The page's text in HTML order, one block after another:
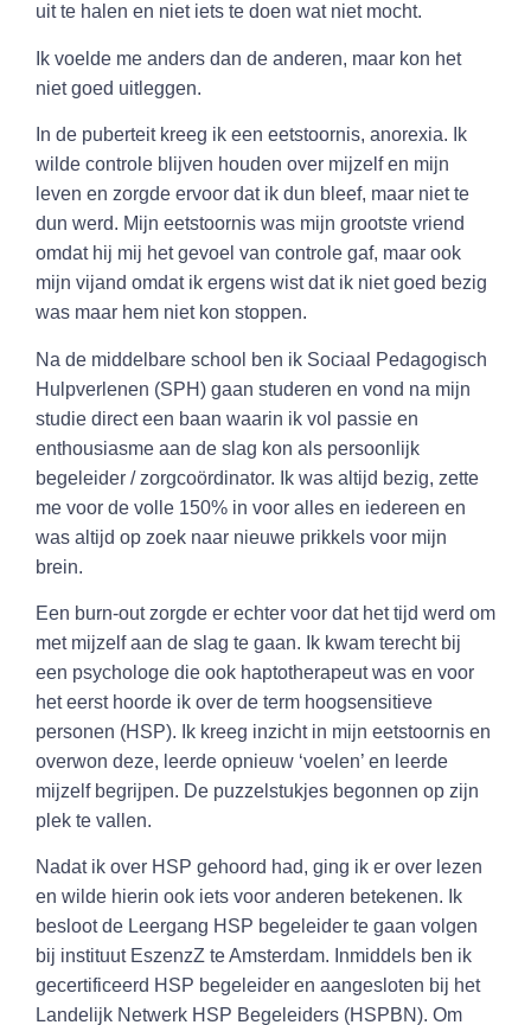
uit te halen en niet iets te doen wat niet mocht.
Ik voelde me anders dan de anderen, maar kon het
niet goed uitleggen.
In de puberteit kreeg ik een eetstoornis, anorexia. Ik
wilde controle blijven houden over mijzelf en mijn
leven en zorgde ervoor dat ik dun bleef, maar niet te
dun werd. Mijn eetstoornis was mijn grootste vriend
omdat hij mij het gevoel van controle gaf, maar ook
mijn vijand omdat ik ergens wist dat ik niet goed bezig
was maar hem niet kon stoppen.
Na de middelbare school ben ik Sociaal Pedagogisch
Hulpverlenen (SPH) gaan studeren en vond na mijn
studie direct een baan waarin ik vol passie en
enthousiasme aan de slag kon als persoonlijk
begeleider / zorgcoördinator. Ik was altijd bezig, zette
me voor de volle 150% in voor alles en iedereen en
was altijd op zoek naar nieuwe prikkels voor mijn
brein.
Een burn-out zorgde er echter voor dat het tijd werd om
met mijzelf aan de slag te gaan. Ik kwam terecht bij
een psychologe die ook haptotherapeut was en voor
het eerst hoorde ik over de term hoogsensitieve
personen (HSP). Ik kreeg inzicht in mijn eetstoornis en
overwon deze, leerde opnieuw ‘voelen’ en leerde
mijzelf begrijpen. De puzzelstukjes begonnen op zijn
plek te vallen.
Nadat ik over HSP gehoord had, ging ik er over lezen
en wilde hierin ook iets voor anderen betekenen. Ik
besloot de Leergang HSP begeleider te gaan volgen
bij instituut EszenzZ te Amsterdam. Inmiddels ben ik
gecertificeerd HSP begeleider en aangesloten bij het
Landelijk Netwerk HSP Begeleiders (HSPBN). Om